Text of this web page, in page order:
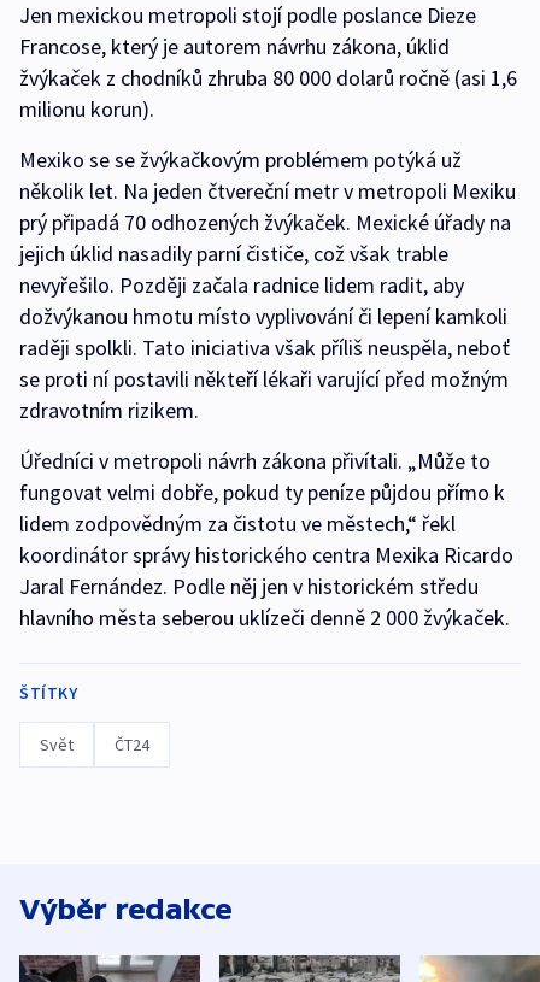
Jen mexickou metropoli stojí podle poslance Dieze
Francose, který je autorem návrhu zákona, úklid
žvýkaček z chodníků zhruba 80 000 dolarů ročně (asi 1,6
milionu korun).
Mexiko se se žvýkačkovým problémem potýká už
několik let. Na jeden čtvereční metr v metropoli Mexiku
prý připadá 70 odhozených žvýkaček. Mexické úřady na
jejich úklid nasadily parní čističe, což však trable
nevyřešilo. Později začala radnice lidem radit, aby
dožvýkanou hmotu místo vyplivování či lepení kamkoli
raději spolkli. Tato iniciativa však příliš neuspěla, neboť
se proti ní postavili někteří lékaři varující před možným
zdravotním rizikem.
Úředníci v metropoli návrh zákona přivítali. „Může to
fungovat velmi dobře, pokud ty peníze půjdou přímo k
lidem zodpovědným za čistotu ve městech,“ řekl
koordinátor správy historického centra Mexika Ricardo
Jaral Fernández. Podle něj jen v historickém středu
hlavního města seberou uklízeči denně 2 000 žvýkaček.
ŠTÍTKY
Svět ČT24
Výběr redakce